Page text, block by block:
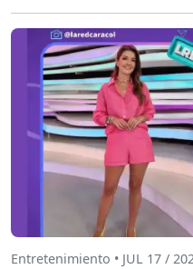
Entretenimiento • JUL 17 /